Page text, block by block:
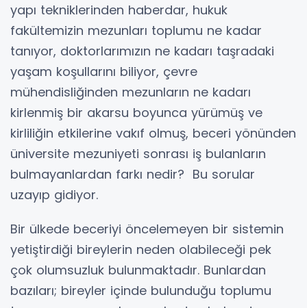
yapı tekniklerinden haberdar, hukuk
fakültemizin mezunları toplumu ne kadar
tanıyor, doktorlarımızın ne kadarı taşradaki
yaşam koşullarını biliyor, çevre
mühendisliğinden mezunların ne kadarı
kirlenmiş bir akarsu boyunca yürümüş ve
kirliliğin etkilerine vakıf olmuş, beceri yönünden
üniversite mezuniyeti sonrası iş bulanların
bulmayanlardan farkı nedir? Bu sorular
uzayıp gidiyor.
Bir ülkede beceriyi öncelemeyen bir sistemin
yetiştirdiği bireylerin neden olabileceği pek
çok olumsuzluk bulunmaktadır. Bunlardan
bazıları; bireyler içinde bulunduğu toplumu